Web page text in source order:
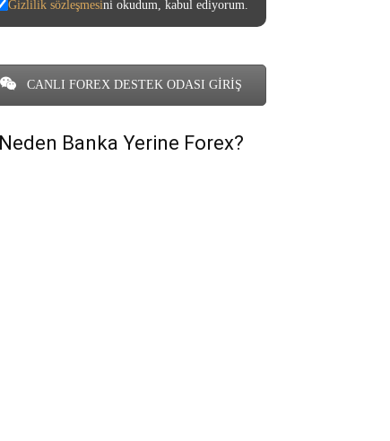
Gizlilik sözleşmesini okudum, kabul ediyorum.
CANLI FOREX DESTEK ODASI GİRİŞ
Neden Banka Yerine Forex?